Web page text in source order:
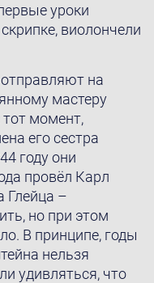
уроки
виолончели
на
мастеру
тот момент,
его сестра
году они
провёл Карл
Глейца –
но при этом
В принципе, годы
нельзя
удивляться, что